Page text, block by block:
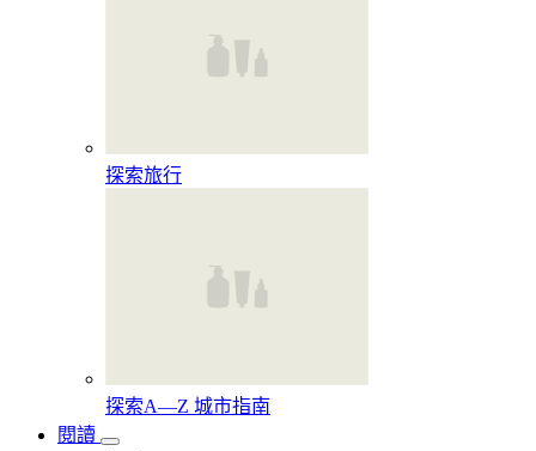
探索旅行
探索A—Z 城市指南
閱讀